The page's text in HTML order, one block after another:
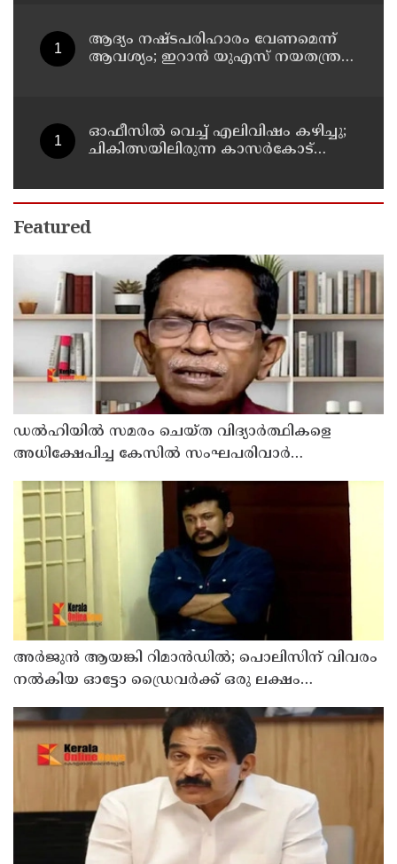
ആദ്യം നഷ്ടപരിഹാരം വേണമെന്ന്
ആവശ്യം; ഇറാന്‍ യുഎസ് നയതന്ത്ര
ഓഫീസില്‍ വെച്ച് എലിവിഷം കഴിച്ചു;
ചികിത്സയിലിരുന്ന കാസര്‍കോട്
Featured
ഡൽഹിയിൽ സമരം ചെയ്ത വിദ്യാർത്ഥികളെ
അധിക്ഷേപിച്ച കേസില്‍ സംഘപരിവാർ
സഹയാത്രികൻ ടി ജി മോഹന്‍ദാസ് കസ്റ്റഡിയിൽ
അര്‍ജുന്‍ ആയങ്കി റിമാന്‍ഡില്‍; പൊലിസിന് വിവരം
നൽകിയ ഓട്ടോ ഡ്രൈവർക്ക് ഒരു ലക്ഷം
പാരിതോഷികം നൽകുമെന്ന് മന്ത്രി